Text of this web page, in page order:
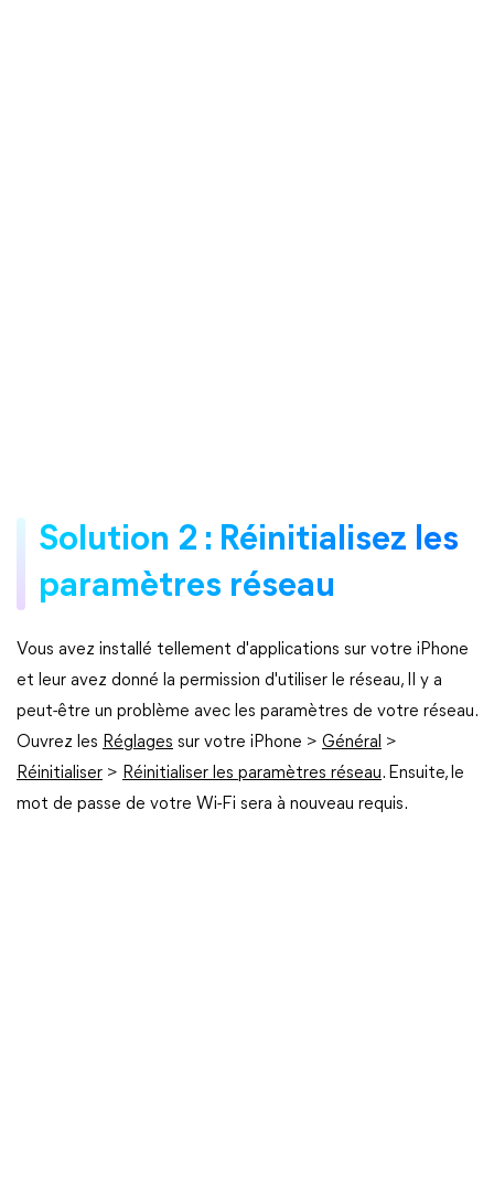
Solution 2 : Réinitialisez les
paramètres réseau
Vous avez installé tellement d'applications sur votre iPhone
et leur avez donné la permission d'utiliser le réseau, Il y a
peut-être un problème avec les paramètres de votre réseau.
Ouvrez les Réglages sur votre iPhone > Général >
Réinitialiser > Réinitialiser les paramètres réseau. Ensuite, le
mot de passe de votre Wi-Fi sera à nouveau requis.